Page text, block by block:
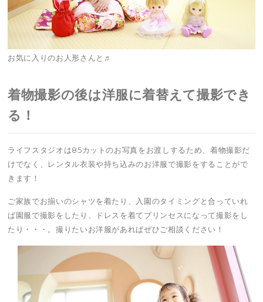
お気に入りのお人形さんと♬
着物撮影の後は洋服に着替えて撮影でき
る！
ライフスタジオは85カットのお写真をお渡しするため、着物撮影だ
けでなく、レンタル衣装や持ち込みのお洋服で撮影をすることがで
きます！
ご家族でお揃いのシャツを着たり、入園のタイミングと合っていれ
ば園服で撮影をしたり、ドレスを着てプリンセスになって撮影をし
たり・・・。撮りたいお洋服があればぜひご相談ください！